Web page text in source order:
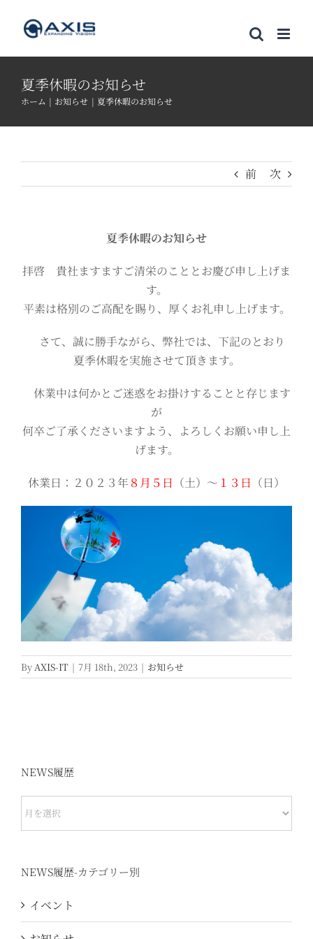
夏季休暇のお知らせ
ホーム お知らせ 夏季休暇のお知らせ
前 次
夏季休暇のお知らせ
拝啓 貴社ますますご清栄のこととお慶び申し上げま
す。
平素は格別のご高配を賜り、厚くお礼申し上げます。
さて、誠に勝手ながら、弊社では、下記のとおり
夏季休暇を実施させて頂きます。
休業中は何かとご迷惑をお掛けすることと存じます
が
何卒ご了承くださいますよう、よろしくお願い申し上
げます。
休業日：２０２３年 ８月５日 （土）～ １３日 （日）
ByAXIS-IT | 7月 18th, 2023 | お知らせ
NEWS履歴
NEWS履歴-カテゴリー別
イベント